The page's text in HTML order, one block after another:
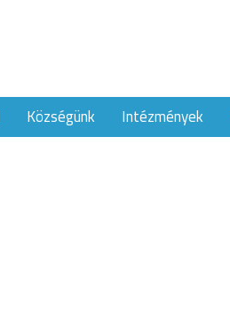
Községünk Intézmények